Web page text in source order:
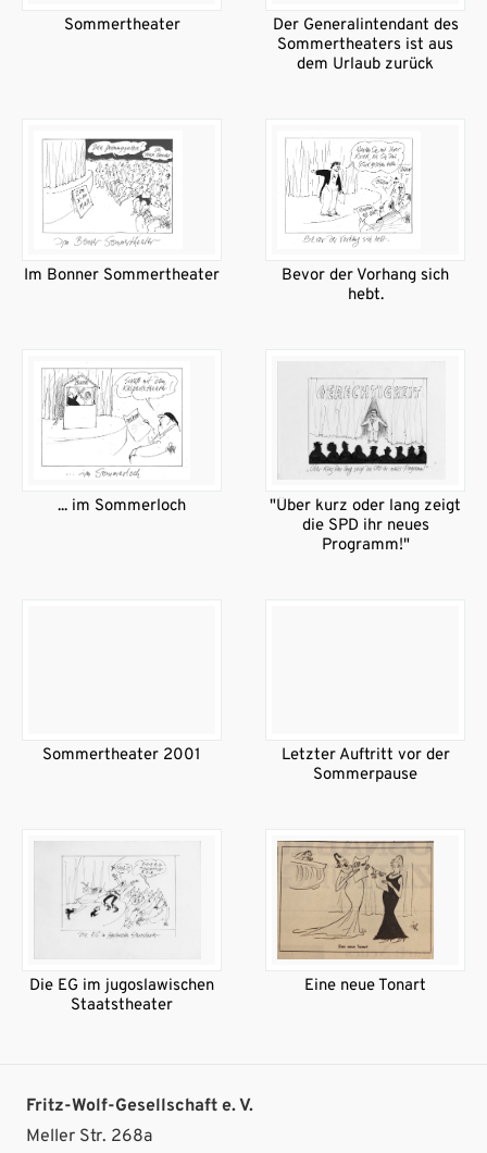
Sommertheater
Der Generalintendant des
Sommertheaters ist aus
dem Urlaub zurück
Im Bonner Sommertheater
Bevor der Vorhang sich
hebt.
... im Sommerloch
"Über kurz oder lang zeigt
die SPD ihr neues
Programm!"
Sommertheater 2001
Letzter Auftritt vor der
Sommerpause
Die EG im jugoslawischen
Staatstheater
Eine neue Tonart
Fritz-Wolf-Gesellschaft e. V.
Meller Str. 268a